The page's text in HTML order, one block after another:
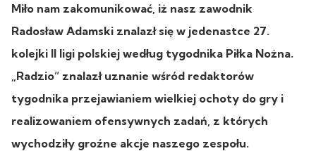
Miło nam zakomunikować, iż nasz zawodnik
Radosław Adamski znalazł się w jedenastce 27.
kolejki II ligi polskiej według tygodnika Piłka Nożna.
„Radzio” znalazł uznanie wśród redaktorów
tygodnika przejawianiem wielkiej ochoty do gry i
realizowaniem ofensywnych zadań, z których
wychodziły groźne akcje naszego zespołu.